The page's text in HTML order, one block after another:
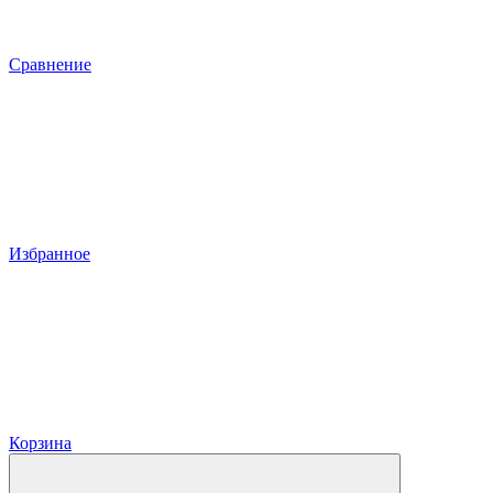
Сравнение
Избранное
Корзина